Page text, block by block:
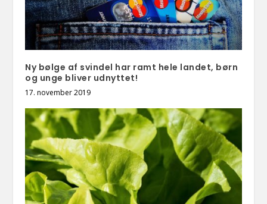
Ny bølge af svindel har ramt hele landet, børn
og unge bliver udnyttet!
17. november 2019